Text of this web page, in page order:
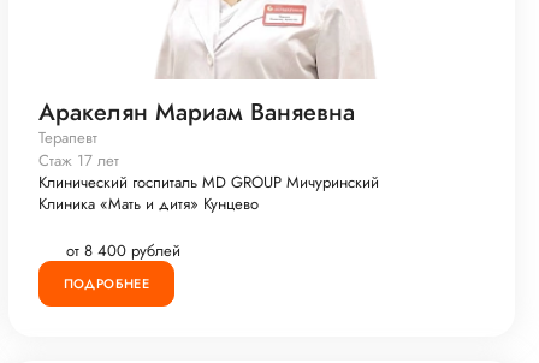
Аракелян Мариам Ваняевна
Терапевт
Стаж 17 лет
Клинический госпиталь MD GROUP Мичуринский
Клиника «Мать и дитя» Кунцево
от 8 400 рублей
ПОДРОБНЕЕ